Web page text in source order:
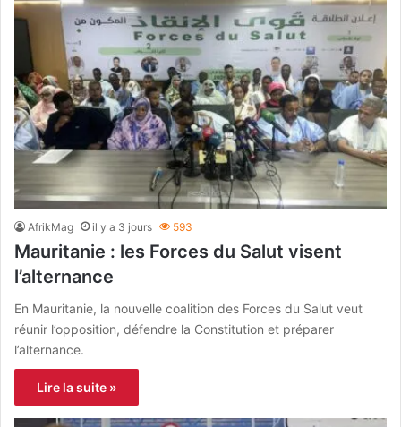
AfrikMag il y a 3 jours 593
Mauritanie : les Forces du Salut visent
l’alternance
En Mauritanie, la nouvelle coalition des Forces du Salut veut
réunir l’opposition, défendre la Constitution et préparer
l’alternance.
Lire la suite »